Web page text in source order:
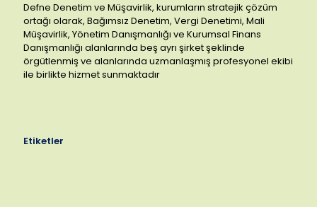
Defne Denetim ve Müşavirlik, kurumların stratejik çözüm
ortağı olarak, Bağımsız Denetim, Vergi Denetimi, Mali
Müşavirlik, Yönetim Danışmanlığı ve Kurumsal Finans
Danışmanlığı alanlarında beş ayrı şirket şeklinde
örgütlenmiş ve alanlarında uzmanlaşmış profesyonel ekibi
ile birlikte hizmet sunmaktadır
Etiketler